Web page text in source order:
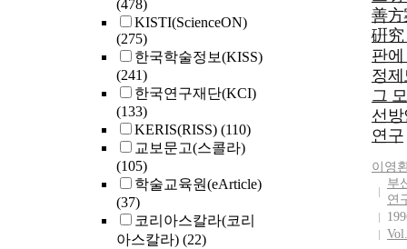
(478)
KISTI(ScienceON)
(275)
한국학술정보(KISS)
(241)
한국연구재단(KCI)
(133)
KERIS(RISS) (110)
교보문고(스콜라)
(105)
학술교육원(eArticle)
(37)
코리아스칼라(코리
아스칼라) (22)
善方
硏究
판
정
그
선
연구
이영
부
연